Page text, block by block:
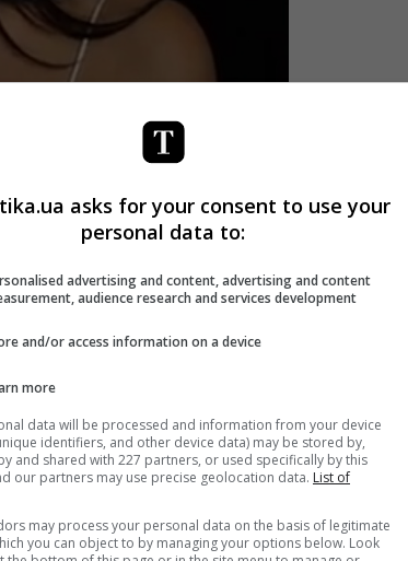
«зеленая». Но в моем случае главное – не
а качество сделанной работы”, – говорит
asks for your consent to use your
personal data to:
advertising and content, advertising and content
audience research and services development
and/or access information on a device
more
data will be processed and information from your device
identifiers, and other device data) may be stored by,
and shared with 227 partners, or used specifically by this
our partners may use precise geolocation data. List of
may process your personal data on the basis of legitimate
you can object to by managing your options below. Look